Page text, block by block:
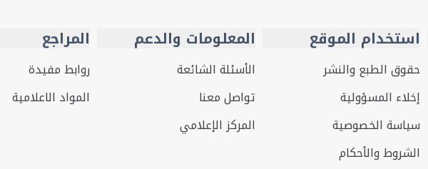
استخدام الموقع
حقوق الطبع والنشر
إخلاء المسؤولية
سياسة الخصوصية
الشروط والأحكام
المعلومات والدعم
الأسئلة الشائعة
تواصل معنا
المركز الإعلامي
المراجع
روابط مفيدة
المواد الاعلامية